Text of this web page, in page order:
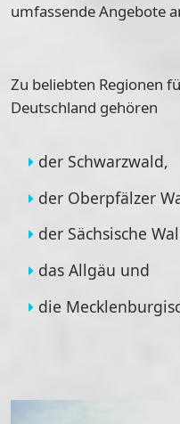
umfassende Angebote
Zu beliebten Regionen
Deutschland gehören
der Schwarzwald,
der Oberpfälzer
der Sächsische
das Allgäu und
die